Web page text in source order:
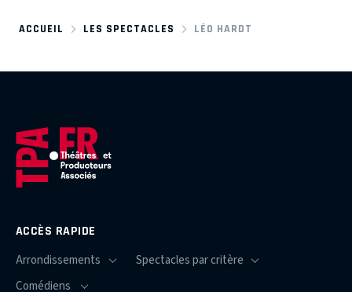
ACCUEIL LES SPECTACLES LÉO HARDT
ACCÈS RAPIDE